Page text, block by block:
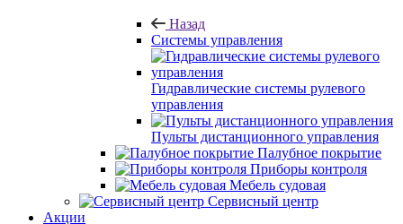
Назад
Системы управления
Гидравлические системы рулевого
управления
Пульты дистанционного управления
Палубное покрытие
Приборы контроля
Мебель судовая
Сервисный центр
Акции